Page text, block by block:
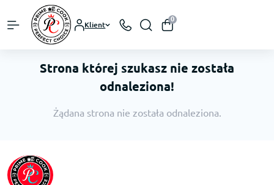
Klient
0
Strona której szukasz nie została
odnaleziona!
Żądana strona nie została odnaleziona.